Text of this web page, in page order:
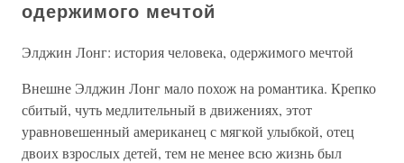
одержимого мечтой
Элджин Лонг: история человека, одержимого мечтой
Внешне Элджин Лонг мало похож на романтика. Крепко
сбитый, чуть медлительный в движениях, этот
уравновешенный американец с мягкой улыбкой, отец
двоих взрослых детей, тем не менее всю жизнь был